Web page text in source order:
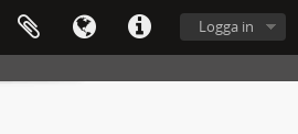
Logga in